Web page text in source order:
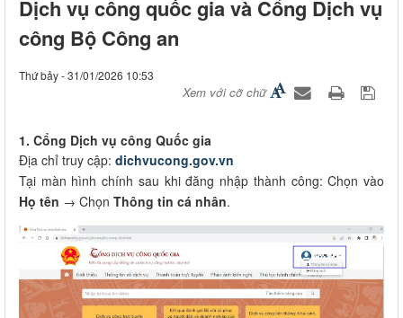
Dịch vụ công quốc gia và Cổng Dịch vụ
công Bộ Công an
Thứ bảy - 31/01/2026 10:53
Xem với cỡ chữ
1. Cổng Dịch vụ công Quốc gia
Địa chỉ truy cập: dichvucong.gov.vn
Tại màn hình chính sau khi đăng nhập thành công: Chọn vào
Họ tên → Chọn Thông tin cá nhân.